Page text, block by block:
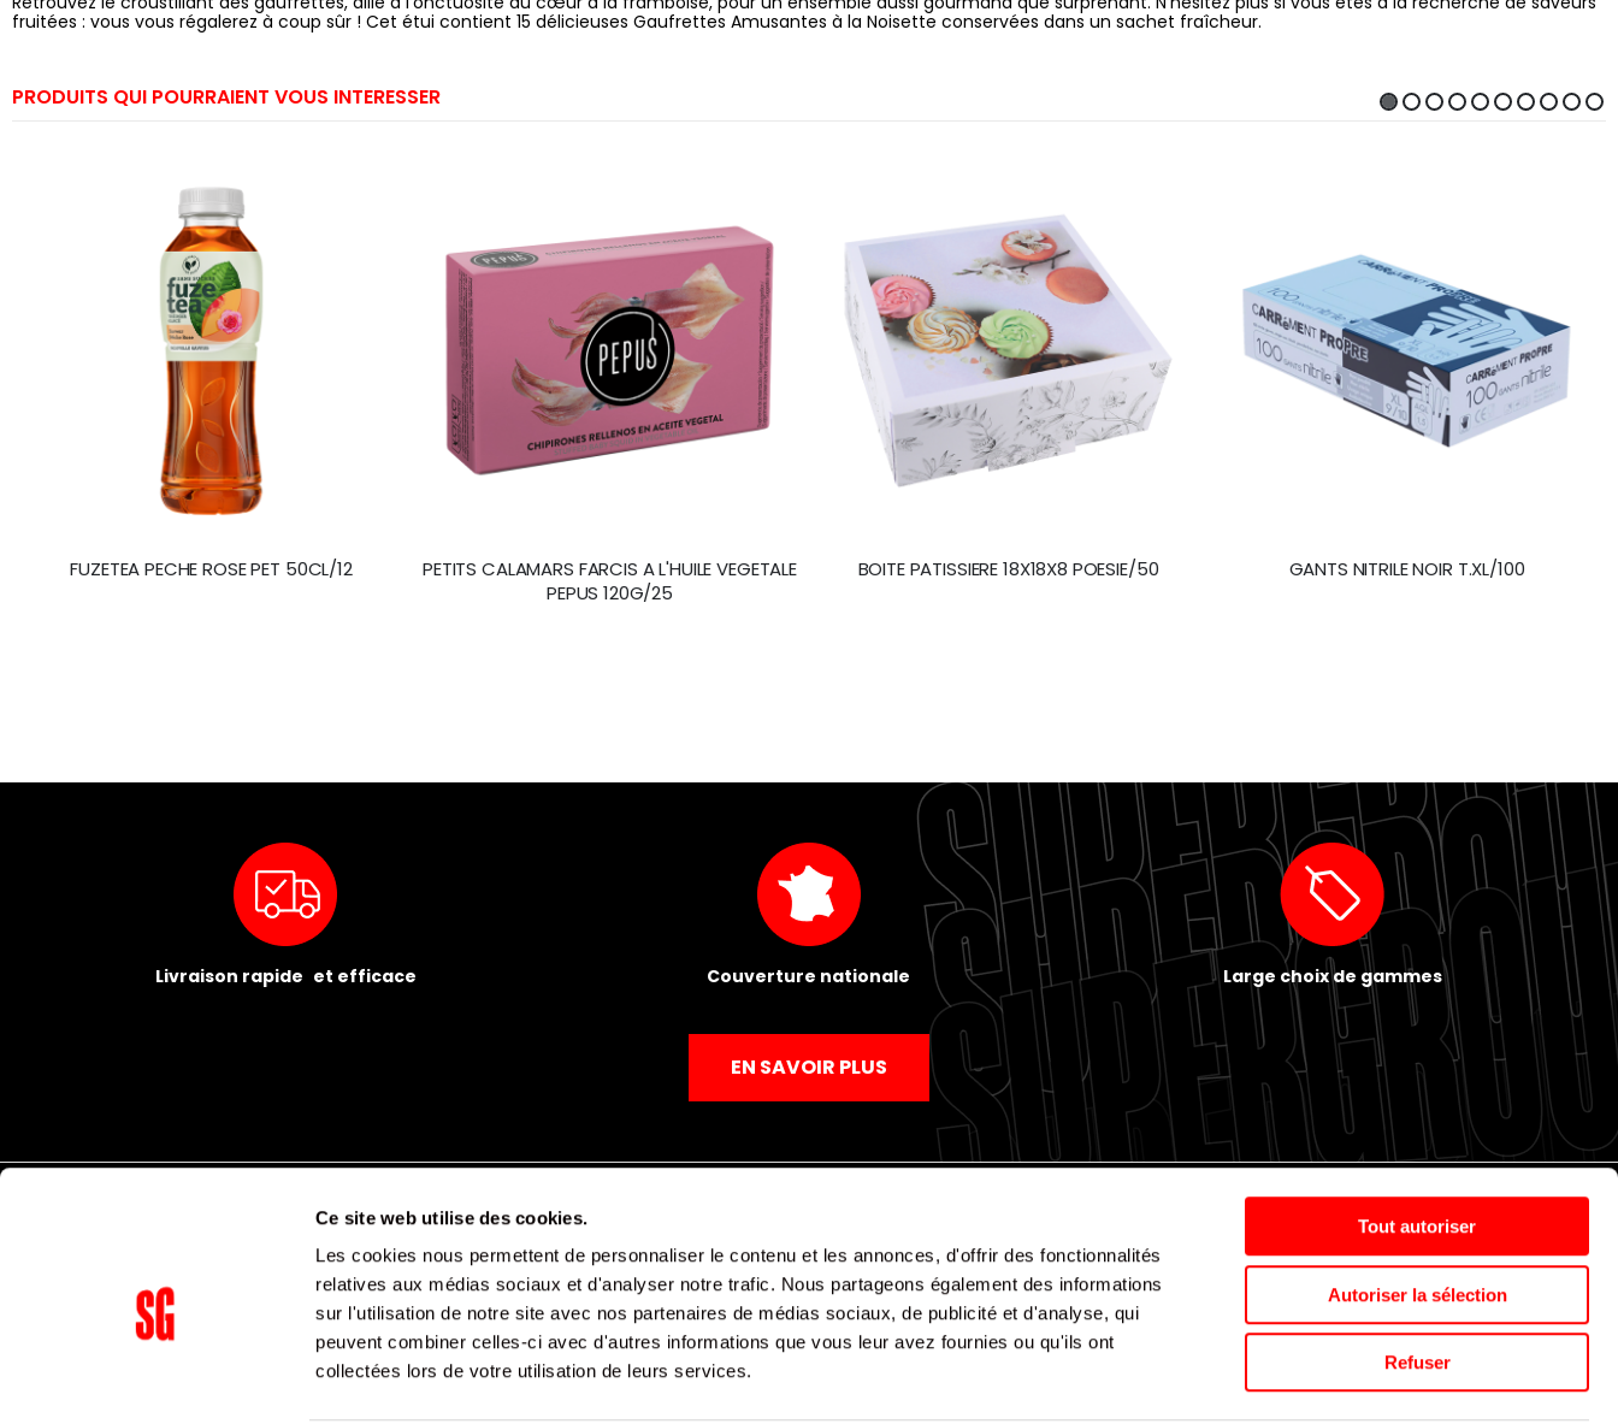
Ce site web utilise des cookies.
Les cookies nous permettent de personnaliser le contenu et les annonces, d'offrir des fonctionnalités
relatives aux médias sociaux et d'analyser notre trafic. Nous partageons également des informations
sur l'utilisation de notre site avec nos partenaires de médias sociaux, de publicité et d'analyse, qui
peuvent combiner celles-ci avec d'autres informations que vous leur avez fournies ou qu'ils ont
collectées lors de votre utilisation de leurs services.
Tout autoriser
Autoriser la sélection
Refuser
fruitées : vous vous régalerez à coup sûr ! Cet étui contient 15 délicieuses Gaufrettes Amusantes à la Noisette conservées dans un sachet fraîcheur.
PRODUITS QUI POURRAIENT VOUS INTERESSER
FUZETEA PECHE ROSE PET 50CL/12
PETITS CALAMARS FARCIS A L'HUILE VEGETALE
PEPUS 120G/25
BOITE PATISSIERE 18X18X8 POESIE/50 GANTS NITRILE NOIR T.XL/100
Livraison rapide et efficace Couverture nationale Large choix de gammes
EN SAVOIR PLUS
Mentions légales Politique de confidentialité CGV Politique de cookies Nos agences Espace presse